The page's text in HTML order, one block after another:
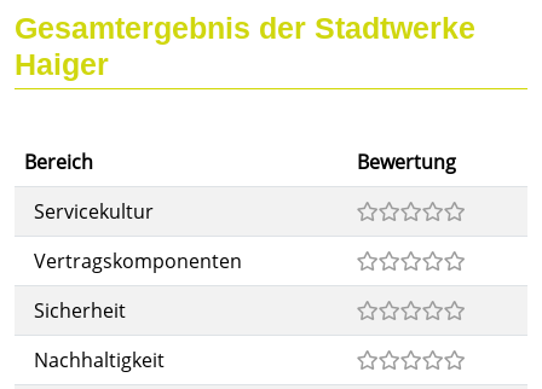
Gesamtergebnis der Stadtwerke
Haiger
Bereich
Bewertung
Servicekultur
Vertragskomponenten
Sicherheit
Nachhaltigkeit